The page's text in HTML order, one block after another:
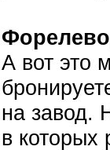
А вот это
на завод.
в которых